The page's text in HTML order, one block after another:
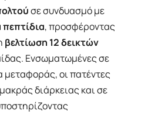
σε συνδυασμό με
, προσφέροντας
βελτίωση 12 δεικτών
Ενσωματωμένες σε
οι πατέντες
διάρκειας και σε